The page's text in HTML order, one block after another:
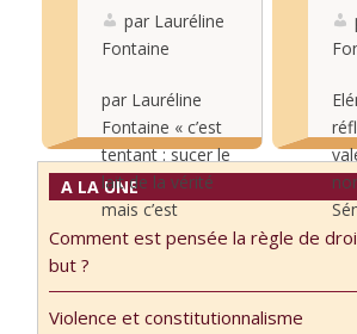
par Lauréline
Fontaine
par Lauréline
Fontaine « c’est
tentant : sucer le
lait de la vérité
mais c’est
toxique : ça
tout ce qu’on
attend de vous.
du
A LA UNE
Comment est pensée la règle de
but ?
Violence et constitutionnalisme